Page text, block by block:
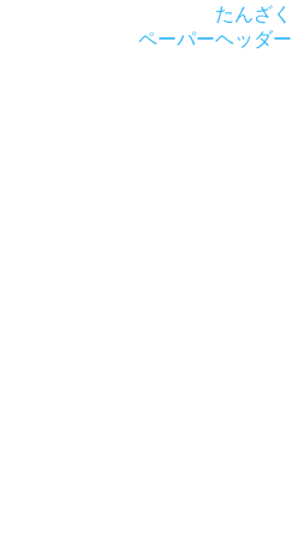
たんざく
ペーパーヘッダー